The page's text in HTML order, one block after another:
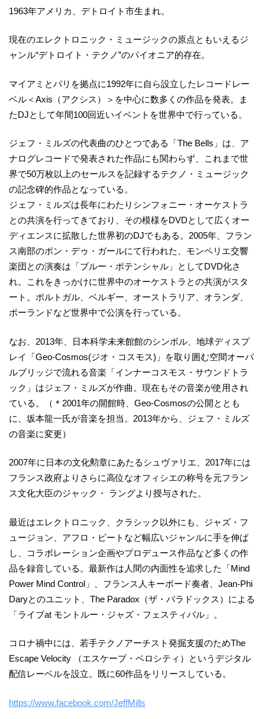
1963年アメリカ、デトロイト市生まれ。
現在のエレクトロニック・ミュージックの原点ともいえるジ
ャンル“デトロイト・テクノ”のパイオニア的存在。
マイアミとパリを拠点に1992年に自ら設立したレコードレー
ベル＜Axis（アクシス）＞を中心に数多くの作品を発表。ま
たDJとして年間100回近いイベントを世界中で行っている。
ジェフ・ミルズの代表曲のひとつである「The Bells」は、ア
ナログレコードで発表された作品にも関わらず、これまで世
界で50万枚以上のセールスを記録するテクノ・ミュージック
の記念碑的作品となっている。
ジェフ・ミルズは長年にわたりシンフォニー・オーケストラ
との共演を行ってきており、その模様をDVDとして広くオー
ディエンスに拡散した世界初のDJでもある。2005年、フラン
ス南部のポン・デゥ・ガールにて行われた、モンペリエ交響
楽団との演奏は「ブルー・ポテンシャル」としてDVD化さ
れ。これをきっかけに世界中のオーケストラとの共演がスタ
ート。ポルトガル、ベルギー、オーストラリア、オランダ、
ポーランドなど世界中で公演を行っている。
なお、2013年、日本科学未来館館のシンボル、地球ディスプ
レイ「Geo-Cosmos(ジオ・コスモス)」を取り囲む空間オーバ
ルブリッジで流れる音楽「インナーコスモス・サウンドトラ
ック」はジェフ・ミルズが作曲。現在もその音楽が使用され
ている。（＊2001年の開館時、Geo-Cosmosの公開ととも
に、坂本龍一氏が音楽を担当。2013年から、ジェフ・ミルズ
の音楽に変更）
2007年に日本の文化勲章にあたるシュヴァリエ、2017年には
フランス政府よりさらに高位なオフィシエの称号を元フラン
ス文化大臣のジャック・ ラングより授与された。
最近はエレクトロニック、クラシック以外にも、ジャズ・フ
ュージョン、アフロ・ビートなど幅広いジャンルに手を伸ば
し、コラボレーション企画やプロデュース作品など多くの作
品を録音している。最新作は人間の内面性を追求した「Mind
Power Mind Control」、フランス人キーボード奏者、Jean-Phi
Daryとのユニット、The Paradox（ザ・パラドックス）による
「ライブat モントルー・ジャズ・フェスティバル」。
コロナ禍中には、若手テクノアーチスト発掘支援のためThe
Escape Velocity （エスケープ・ベロシティ）というデジタル
配信レーベルを設立。既に60作品をリリースしている。
https://www.facebook.com/JeffMills